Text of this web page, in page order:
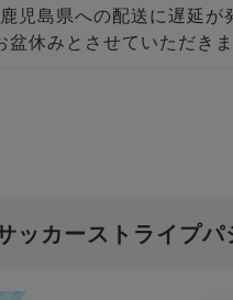
児島県への配送に遅延が
盆休みとさせていただき
ッカーストライプ